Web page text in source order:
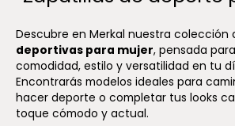
Descubre en Merkal nuestra colección
deportivas para mujer, pensada
comodidad, estilo y versatilidad en tu
Encontrarás modelos ideales para
hacer deporte o completar tus looks
toque cómodo y actual.